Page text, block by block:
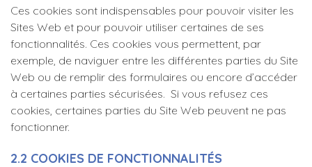
Ces cookies sont indispensables pour pouvoir visiter les
Sites Web et pour pouvoir utiliser certaines de ses
fonctionnalités. Ces cookies vous permettent, par
exemple, de naviguer entre les différentes parties du Site
Web ou de remplir des formulaires ou encore d’accéder
à certaines parties sécurisées. Si vous refusez ces
cookies, certaines parties du Site Web peuvent ne pas
fonctionner.
2.2 COOKIES DE FONCTIONNALITÉS